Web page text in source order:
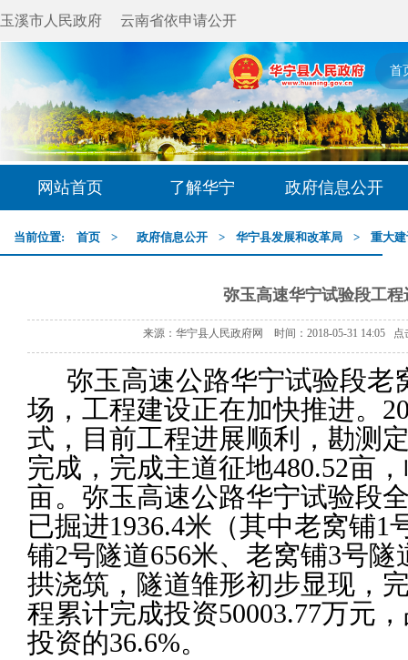
玉溪市人民政府 云南省依申请公开
首
网站首页 了解华宁 政府信息公开
当前位置: 首页 > 政府信息公开 > 华宁县发展和改革局 > 重大
弥玉高速华宁试验段工程
来源：华宁县人民政府网 时间：2018-05-31 14:05 点
弥玉高速公路华宁试验段老
场，工程建设正在加快推进。
式，目前工程进展顺利，勘测
完成，完成主道征地480.52亩
亩。弥玉高速公路华宁试验段
已掘进1936.4米（其中老窝铺1
铺2号隧道656米、老窝铺3号隧
拱浇筑，隧道雏形初步显现，
程累计完成投资50003.77万元
投资的36.6%。